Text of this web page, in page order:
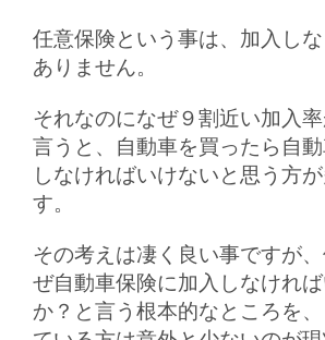
任意保険という事は、加入し
ありません。
それなのになぜ９割近い加入
言うと、自動車を買ったら自
しなければいけないと思う方
す。
その考えは凄く良い事ですが
ぜ自動車保険に加入しなけれ
か？と言う根本的なところを